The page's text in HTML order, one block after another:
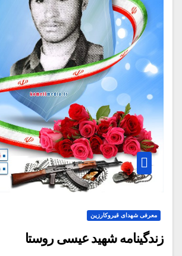
معرفی شهدای قیروکارزین
زندگینامه شهید عیسی روستا